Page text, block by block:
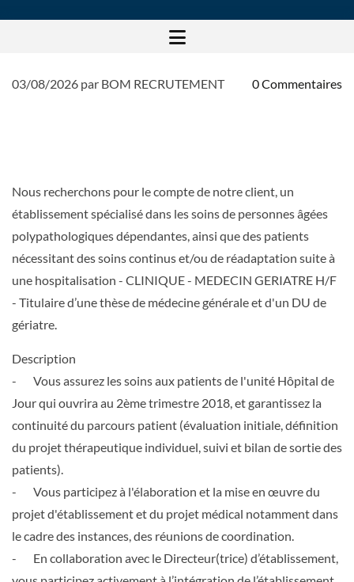
03/08/2026 par BOM RECRUTEMENT 0Commentaires
Nous recherchons pour le compte de notre client, un
établissement spécialisé dans les soins de personnes âgées
polypathologiques dépendantes, ainsi que des patients
nécessitant des soins continus et/ou de réadaptation suite à
une hospitalisation - CLINIQUE - MEDECIN GERIATRE H/F
- Titulaire d’une thèse de médecine générale et d'un DU de
gériatre.
Description
- Vous assurez les soins aux patients de l'unité Hôpital de
Jour qui ouvrira au 2ème trimestre 2018, et garantissez la
continuité du parcours patient (évaluation initiale, définition
du projet thérapeutique individuel, suivi et bilan de sortie des
patients).
- Vous participez à l'élaboration et la mise en œuvre du
projet d'établissement et du projet médical notamment dans
le cadre des instances, des réunions de coordination.
- En collaboration avec le Directeur(trice) d’établissement,